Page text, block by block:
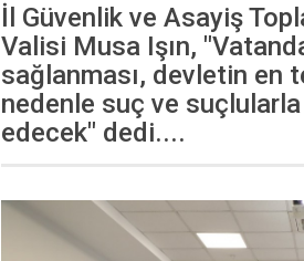
İl Güvenlik ve Asayiş
Valisi Musa Işın,
sağlanması, devletin en
nedenle suç ve
edecek" dedi....